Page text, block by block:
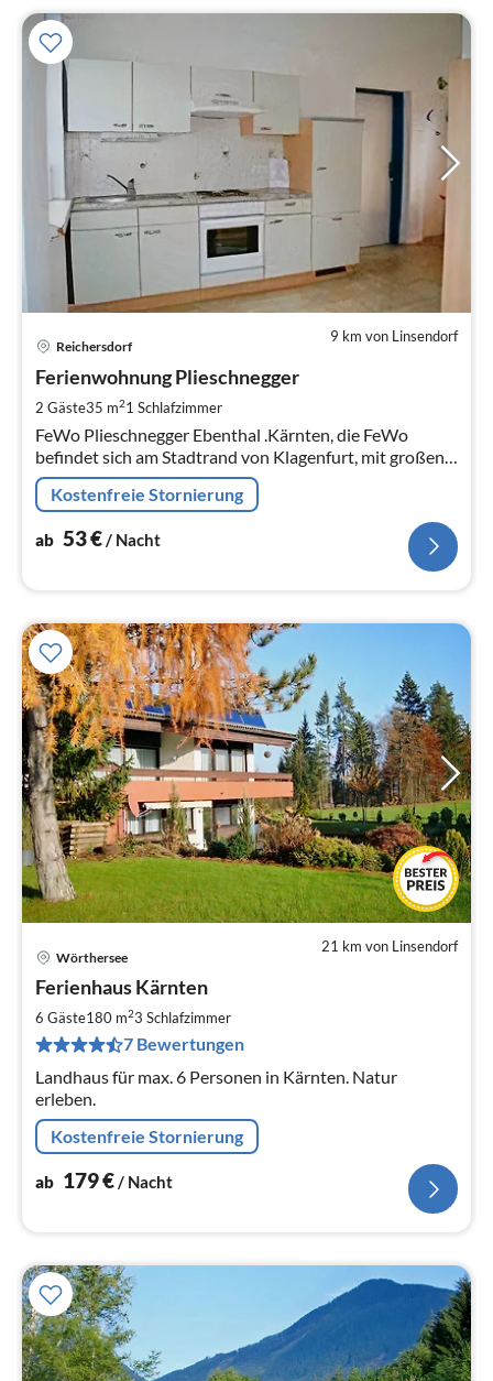
9 km von Linsendorf
Reichersdorf
Ferienwohnung Plieschnegger
2 Gäste35 m21 Schlafzimmer
FeWo Plieschnegger Ebenthal .Kärnten, die FeWo
befindet sich am Stadtrand von Klagenfurt, mit großen
Pool.
Kostenfreie Stornierung
ab 53€/ Nacht
21 km von Linsendorf
Wörthersee
Ferienhaus Kärnten
6 Gäste180 m23 Schlafzimmer
7 Bewertungen
Landhaus für max. 6 Personen in Kärnten. Natur
erleben.
Kostenfreie Stornierung
ab 179€/ Nacht